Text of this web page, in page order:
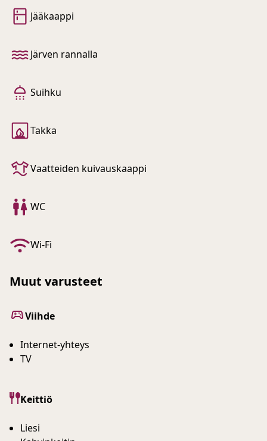
Jääkaappi
Järven rannalla
Suihku
Takka
Vaatteiden kuivauskaappi
WC
Wi-Fi
Muut varusteet
Viihde
Internet-yhteys
TV
Keittiö
Liesi